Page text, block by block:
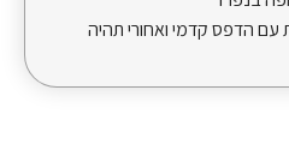
20 חולצות עם הדפס קדמי ואחורי תהיה